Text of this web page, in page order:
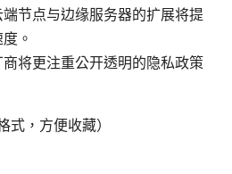
节点与边缘服务器的扩展将提
。
将更注重公开透明的隐私政策
式，方便收藏）